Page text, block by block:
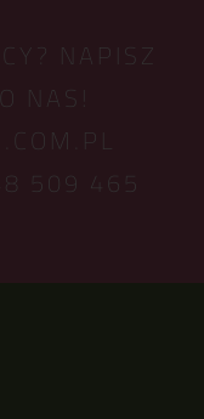
NAPISZ
NAS!
509 465